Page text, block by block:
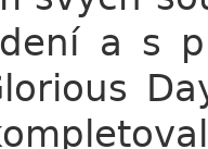
a s